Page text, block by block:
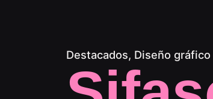
Destacados Diseño gráfico